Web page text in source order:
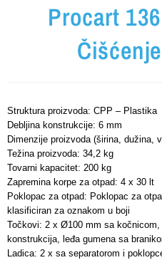
Procart
Struktura proizvoda: CPP – Plastika
Debljina konstrukcije: 6 mm
Dimenzije proizvoda (širina, dužina,
Težina proizvoda: 34,2 kg
Tovarni kapacitet: 200 kg
Zapremina korpe za otpad: 4 x 30 lt
Poklopac za otpad: Poklopac za
klasificiran za oznakom u boji
Točkovi: 2 x Ø100 mm sa
konstrukcija, leđa gumena sa
Ladica: 2 x sa separatorom i